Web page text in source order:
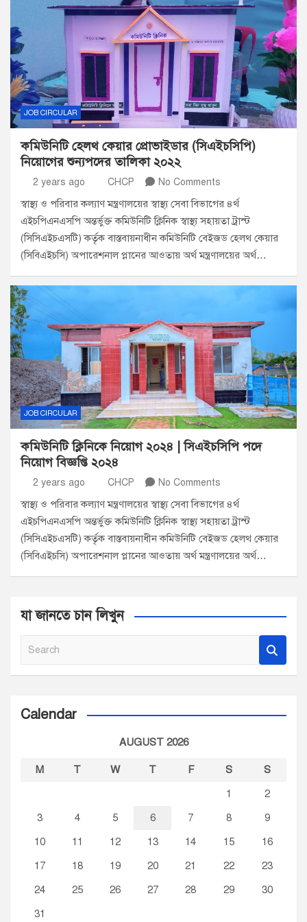
JOB CIRCULAR
কমিউনিটি হেলথ কেয়ার প্রোভাইডার (সিএইচসিপি)
নিয়োগের শুন্যপদের তালিকা ২০২২
2 years ago CHCP No Comments
স্বাস্থ্য ও পরিবার কল্যাণ মন্ত্রণালয়ের স্বাস্থ্য সেবা বিভাগের ৪র্থ
এইচপিএনএসপি অন্তর্ভুক্ত কমিউনিটি ক্লিনিক স্বাস্থ্য সহায়তা ট্রাস্ট
(সিসিএইচএসটি) কর্তৃক বাস্তবায়নাধীন কমিউনিটি বেইজড হেলথ কেয়ার
(সিবিএইচসি) অপারেশনাল প্লানের আওতায় অর্থ মন্ত্রণালয়ের অর্থ…
JOB CIRCULAR
কমিউনিটি ক্লিনিকে নিয়োগ ২০২৪ | সিএইচসিপি পদে
নিয়োগ বিজ্ঞপ্তি ২০২৪
2 years ago CHCP No Comments
স্বাস্থ্য ও পরিবার কল্যাণ মন্ত্রণালয়ের স্বাস্থ্য সেবা বিভাগের ৪র্থ
এইচপিএনএসপি অন্তর্ভুক্ত কমিউনিটি ক্লিনিক স্বাস্থ্য সহায়তা ট্রাস্ট
(সিসিএইচএসটি) কর্তৃক বাস্তবায়নাধীন কমিউনিটি বেইজড হেলথ কেয়ার
(সিবিএইচসি) অপারেশনাল প্লানের আওতায় অর্থ মন্ত্রণালয়ের অর্থ…
যা জানতে চান লিখুন
a
c
Calendar
AUGUST 2026
M T W T F S
S
1
2
3
4 5 6 7 8
9
10
11 12 13 14 15
16
17
18 19 20 21 22
23
24
25 26 27 28 29
30
31